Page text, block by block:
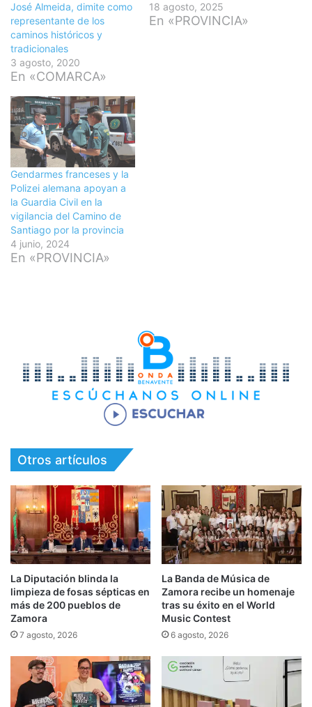
José Almeida, dimite como
representante de los
caminos históricos y
tradicionales
3 agosto, 2020
En «COMARCA»
18 agosto, 2025
En «PROVINCIA»
Gendarmes franceses y la
Polizei alemana apoyan a
la Guardia Civil en la
vigilancia del Camino de
Santiago por la provincia
4 junio, 2024
En «PROVINCIA»
Otros artículos
La Diputación blinda la
limpieza de fosas sépticas en
más de 200 pueblos de
Zamora
7 agosto, 2026
La Banda de Música de
Zamora recibe un homenaje
tras su éxito en el World
Music Contest
6 agosto, 2026